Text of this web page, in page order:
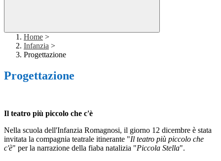
Home >
Infanzia >
Progettazione
Progettazione
Il teatro più piccolo che c'è
Nella scuola dell'Infanzia Romagnosi, il giorno 12 dicembre è stata
invitata la compagnia teatrale itinerante "Il teatro più piccolo che
c'è" per la narrazione della fiaba natalizia "Piccola Stella".